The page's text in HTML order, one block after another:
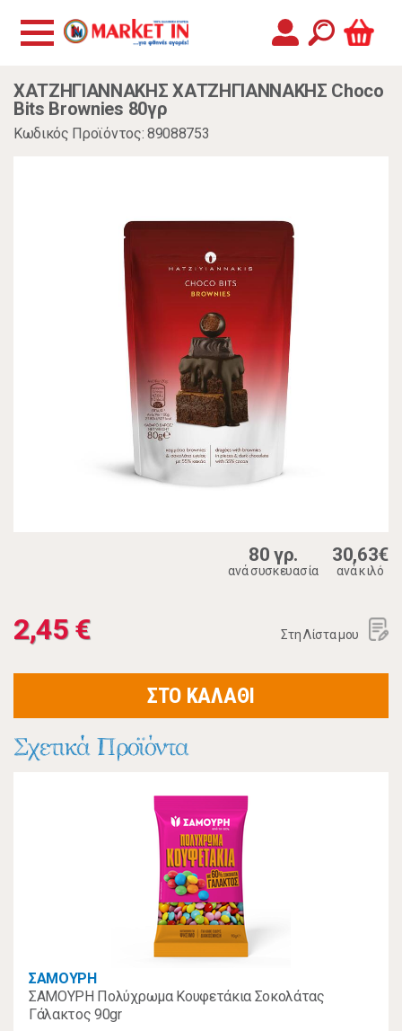
ΧΑΤΖΗΓΙΑΝΝΑΚΗΣ ΧΑΤΖΗΓΙΑΝΝΑΚΗΣ Choco
Bits Brownies 80γρ
Κωδικός Προϊόντος: 89088753
80 γρ.
ανά συσκευασία
30,63€
ανά κιλό
2,45 € Στη Λίστα μου
ΣΤΟ ΚΑΛΑΘΙ
Σχετικά Προϊόντα
ΣΑΜΟΥΡΗ
ΣΑΜΟΥΡΗ Πολύχρωμα Κουφετάκια Σοκολάτας
Γάλακτος 90gr